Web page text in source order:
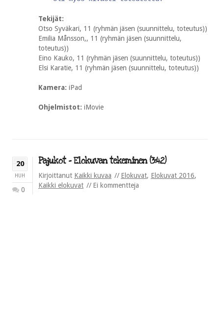
Tekijät:
Otso Syväkari, 11 (ryhmän jäsen (suunnittelu, toteutus))
Emilia Månsson,, 11 (ryhmän jäsen (suunnittelu,
toteutus))
Eino Kauko, 11 (ryhmän jäsen (suunnittelu, toteutus))
Elsi Karatie, 11 (ryhmän jäsen (suunnittelu, toteutus))
Kamera: iPad
Ohjelmistot: iMovie
20
HUH
0
Pajukot – Elokuvan tekeminen (3:42)
Kirjoittanut Kaikki kuvaa Elokuvat, Elokuvat 2016,
Kaikki elokuvat
Ei kommentteja